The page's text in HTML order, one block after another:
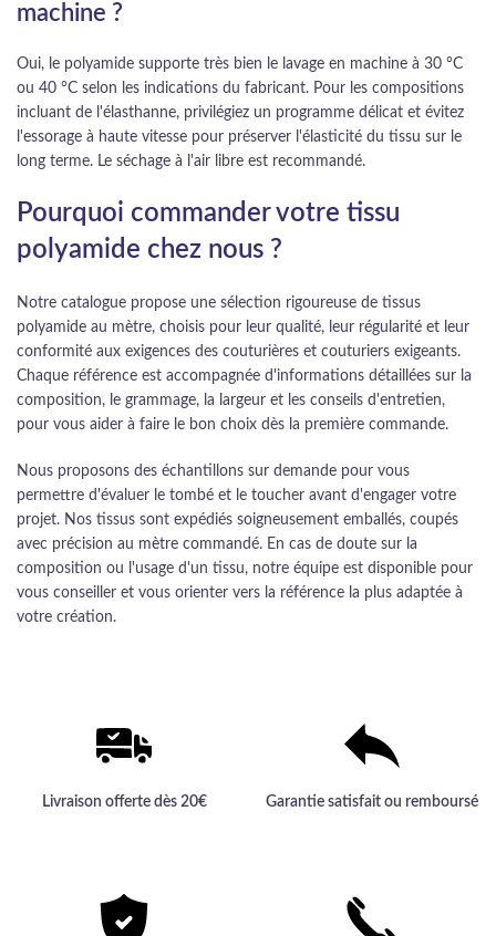
machine ?
Oui, le polyamide supporte très bien le lavage en machine à 30 °C
ou 40 °C selon les indications du fabricant. Pour les compositions
incluant de l'élasthanne, privilégiez un programme délicat et évitez
l'essorage à haute vitesse pour préserver l'élasticité du tissu sur le
long terme. Le séchage à l'air libre est recommandé.
Pourquoi commander votre tissu
polyamide chez nous ?
Notre catalogue propose une sélection rigoureuse de tissus
polyamide au mètre, choisis pour leur qualité, leur régularité et leur
conformité aux exigences des couturières et couturiers exigeants.
Chaque référence est accompagnée d'informations détaillées sur la
composition, le grammage, la largeur et les conseils d'entretien,
pour vous aider à faire le bon choix dès la première commande.
Nous proposons des échantillons sur demande pour vous
permettre d'évaluer le tombé et le toucher avant d'engager votre
projet. Nos tissus sont expédiés soigneusement emballés, coupés
avec précision au mètre commandé. En cas de doute sur la
composition ou l'usage d'un tissu, notre équipe est disponible pour
vous conseiller et vous orienter vers la référence la plus adaptée à
votre création.
Livraison offerte dès 20€ Garantie satisfait ou remboursé